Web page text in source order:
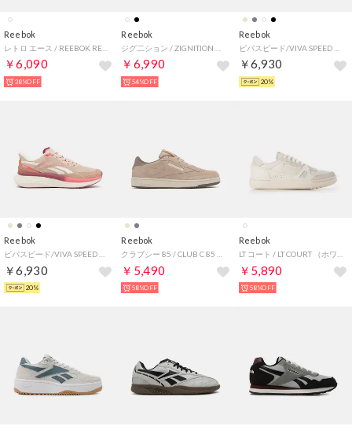
Reebok
￥6,090
38%OFF
Reebok
￥6,990
54%OFF
Reebok
￥6,930
20%
Reebok
￥6,930
20%
Reebok
￥5,490
58%OFF
Reebok
￥5,890
58%OFF